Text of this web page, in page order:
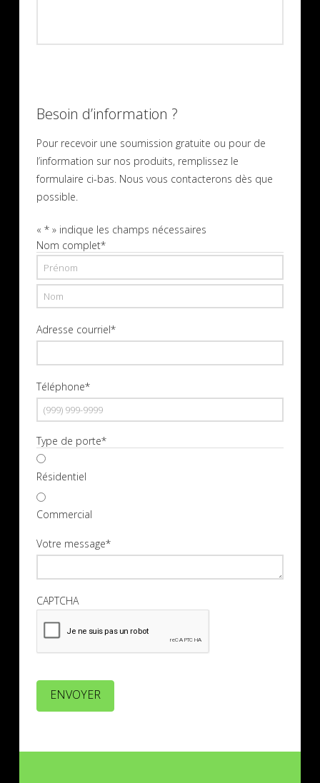
Besoin d’information ?
Pour recevoir une soumission gratuite ou pour de
l’information sur nos produits, remplissez le
formulaire ci-bas. Nous vous contacterons dès que
possible.
« *» indique les champs nécessaires
Nom complet*
Prénom
Adresse courriel*
Téléphone*
Type de porte*
Résidentiel
Commercial
Votre message*
CAPTCHA
ENVOYER